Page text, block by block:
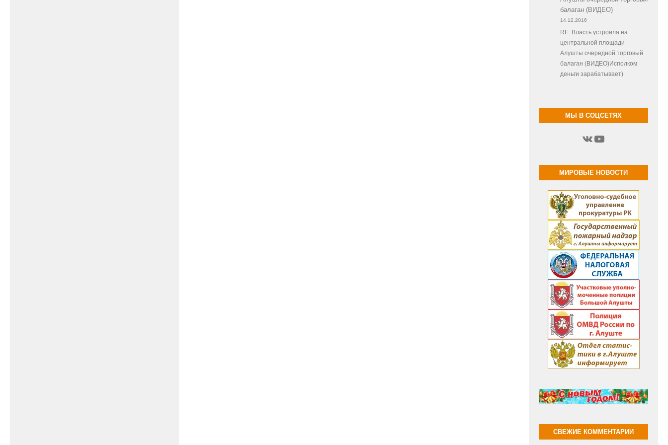
балаган (ВИДЕО)
14.12.2016
RE: Власть устроила на
центральной площади
Алушты очередной торговый
балаган (ВИДЕО)Исполком
деньги зарабатывает)
МЫ В СОЦСЕТЯХ
ВКонтакте
YouTube
МИРОВЫЕ НОВОСТИ
СВЕЖИЕ КОММЕНТАРИИ